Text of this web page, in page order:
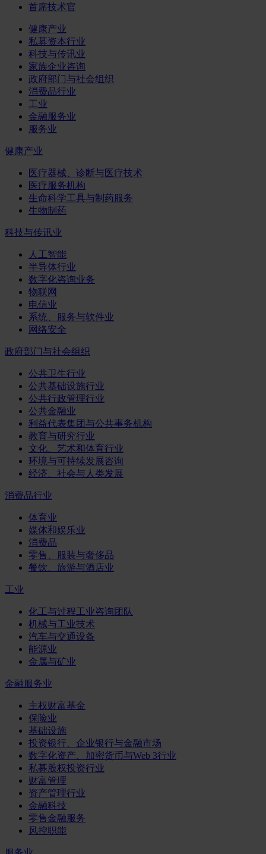
首席技术官
健康产业
私募资本行业
科技与传讯业
家族企业咨询
政府部门与社会组织
消费品行业
工业
金融服务业
服务业
健康产业
医疗器械、诊断与医疗技术
医疗服务机构
生命科学工具与制药服务
生物制药
科技与传讯业
人工智能
半导体行业
数字化咨询业务
物联网
电信业
系统、服务与软件业
网络安全
政府部门与社会组织
公共卫生行业
公共基础设施行业
公共行政管理行业
公共金融业
利益代表集团与公共事务机构
教育与研究行业
文化、艺术和体育行业
环境与可持续发展咨询
经济、社会与人类发展
消费品行业
体育业
媒体和娱乐业
消费品
零售、服装与奢侈品
餐饮、旅游与酒店业
工业
化工与过程工业咨询团队
机械与工业技术
汽车与交通设备
能源业
金属与矿业
金融服务业
主权财富基金
保险业
基础设施
投资银行、企业银行与金融市场
数字化资产、加密货币与Web 3行业
私募股权投资行业
财富管理
资产管理行业
金融科技
零售金融服务
风控职能